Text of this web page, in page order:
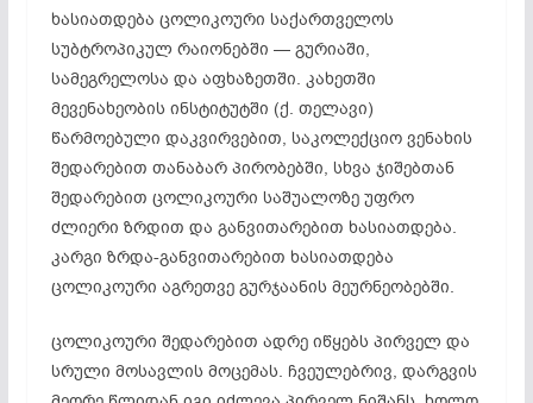
ხასიათდება ცოლიკოური საქართველოს
სუბტროპიკულ რაიონებში — გურიაში,
სამეგრელოსა და აფხაზეთში. კახეთში
მევენახეობის ინსტიტუტში (ქ. თელავი)
წარმოებული დაკვირვებით, საკოლექციო ვენახის
შედარებით თანაბარ პირობებში, სხვა ჯიშებთან
შედარებით ცოლიკოური საშუალოზე უფრო
ძლიერი ზრდით და განვითარებით ხასიათდება.
კარგი ზრდა-განვითარებით ხასიათდება
ცოლიკოური აგრეთვე გურჯაანის მეურნეობებში.
ცოლიკოური შედარებით ადრე იწყებს პირველ და
სრული მოსავლის მოცემას. ჩვეულებრივ, დარგვის